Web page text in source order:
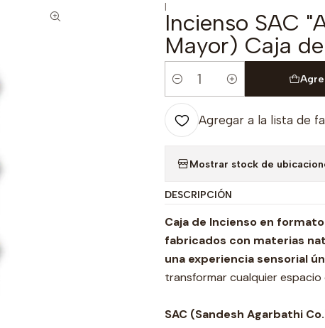
|
Incienso SAC
Mayor) Caja
Cantidad
Agregar a la lista de
Mostrar stock de
DESCRIPCIÓN
Caja de Incienso en formato
fabricados con materias
una experiencia sensorial
transformar cualquier
SAC (Sandesh Agarbathi